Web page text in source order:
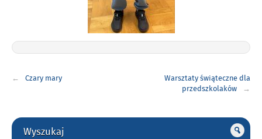
wpisu
Czary mary
Warsztaty świąteczne dla
przedszkolaków
Gorne
Wyszukaj